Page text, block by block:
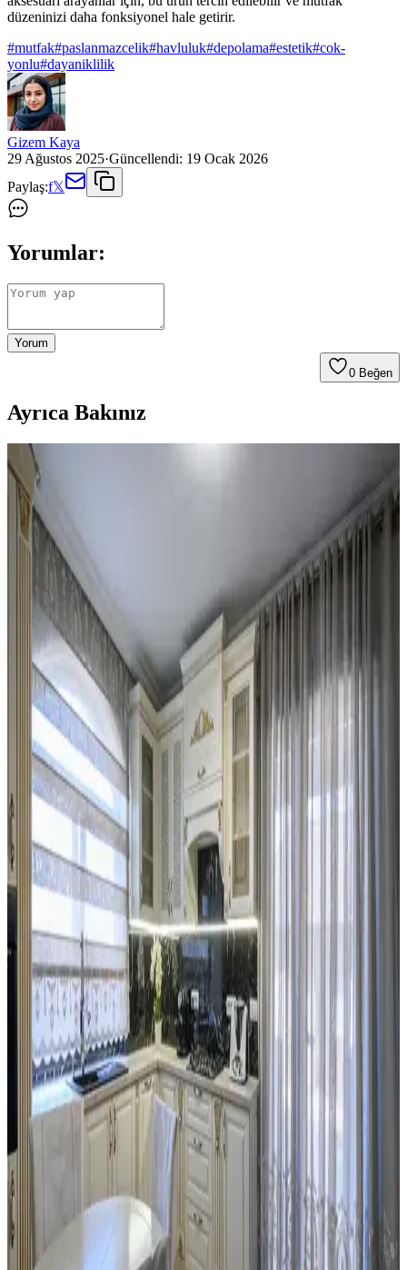
düzeninizi daha fonksiyonel hale getirir.
#mutfak#paslanmazcelik#havluluk#depolama#estetik#cok-
yonlu#dayaniklilik
Gizem Kaya
29 Ağustos 2025·Güncellendi: 19 Ocak 2026
Paylaş:f𝕏
Yorumlar:
Yorum
0 Beğen
Ayrıca Bakınız
Mutfak Dekorasyonunda Tezgah Arkası ve Dolap
Renkleri: Estetik ve Fonksiyonel Çözümler
Mutfak dekorasyonunda tezgah arkası değiştirme, dolaplarda ikili
tonlama ve altın aksesuar kullanımı estetik ve fonksiyonel bir denge
sağlar. Doğru renk ve malzeme seçimi mekanın havasını belirler.
Mutfak Dekorasyonunda Aydınlatma, Renk ve
Düzenle Pratik İyileştirme Yöntemleri
Mutfak dekorasyonunda aydınlatma, renk uyumu ve düzenleme
teknikleriyle koyu renkli dolaplar ve siyah buzdolabı gibi unsurlar
uyumlu hale getirilir. Bitkiler ve aksesuarlar atmosferi canlandırır.
Mutfak Duvarında İki Çerçevenin Yan Yana mı
Dikey mi Yerleştirilmesi Üzerine Analiz
Mutfakta iki çerçevenin yerleşimi, yan yana ve aralıklı
konumlandırıldığında mekanın şıklığını ve görsel dengesini artırır.
Dikey asma ise genellikle daha az tercih edilir ve alt boşluk
bırakabilir.
Mutfak Tezgahı ve Backsplash Renk Uyumu:
Estetik ve Fonksiyonel Çözümler
Mutfak tezgahı ile backsplash arasındaki renk uyumsuzlukları,
malzeme ve ton farklılıklarından kaynaklanır. Bu yazıda, kalıcı ve
geçici çözümlerle uyum sağlama yöntemleri detaylandırılmaktadır.
Kiralık Mutfaklarda Başarılı Yenileme ve Tasarım
İçin İzin ve Malzeme Seçimi
Kiralık mutfaklarda ev sahibi ile iletişim ve izin süreci, boya,
aydınlatma ve donanım değişiklikleriyle estetik ve fonksiyonel
yenileme yöntemleri ele alınmaktadır.
Eski Seramik Karoları Yenileme ve Mutfak
Dolaplarıyla Uyum Sağlama Yöntemleri
Eski seramik karoları değiştirmeden yenileme yöntemleri ve mutfak
dolaplarıyla renk uyumu sağlama teknikleri detaylıca ele
alınmaktadır. Maliyet etkin ve estetik çözümler sunulmaktadır.
Mutfaktaki Boş Alanların İşlevsel Kullanımı İçin
Alternatif Mobilya ve Dekorasyon Önerileri